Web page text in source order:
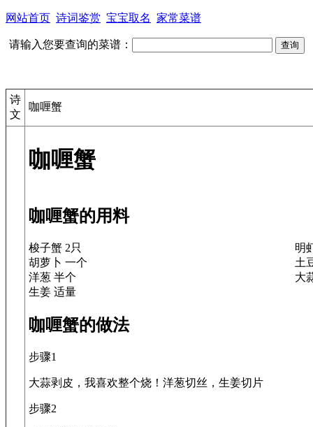
网站首页 诗词鉴赏 宝宝取名 家常菜谱
请输入您要查询的菜谱：
诗
文
咖喱蟹
咖喱蟹
咖喱蟹的用料
梭子蟹 2只
明
胡萝卜 一个
土
洋葱 半个
大
生姜 适量
咖喱蟹的做法
步骤1
大蒜剥皮，我喜欢整个烧！洋葱切丝，生姜切片
步骤2